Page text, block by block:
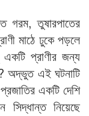
গরম, তুষারপাতের
মাঠে ঢুকে পড়লে
প্রাণীর জন্য
অদ্ভুত এই ঘটনাটি
একটি দেশি
নিয়েছে